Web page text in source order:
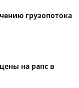
грузопотока
на рапс в